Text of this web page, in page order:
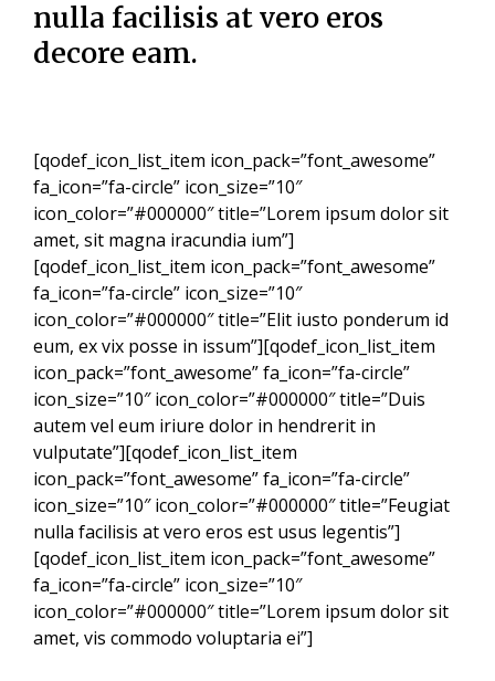
nulla facilisis at vero eros
decore eam.
[qodef_icon_list_item icon_pack=”font_awesome”
fa_icon=”fa-circle” icon_size=”10″
icon_color=”#000000″ title=”Lorem ipsum dolor sit
amet, sit magna iracundia ium”]
[qodef_icon_list_item icon_pack=”font_awesome”
fa_icon=”fa-circle” icon_size=”10″
icon_color=”#000000″ title=”Elit iusto ponderum id
eum, ex vix posse in issum”][qodef_icon_list_item
icon_pack=”font_awesome” fa_icon=”fa-circle”
icon_size=”10″ icon_color=”#000000″ title=”Duis
autem vel eum iriure dolor in hendrerit in
vulputate”][qodef_icon_list_item
icon_pack=”font_awesome” fa_icon=”fa-circle”
icon_size=”10″ icon_color=”#000000″ title=”Feugiat
nulla facilisis at vero eros est usus legentis”]
[qodef_icon_list_item icon_pack=”font_awesome”
fa_icon=”fa-circle” icon_size=”10″
icon_color=”#000000″ title=”Lorem ipsum dolor sit
amet, vis commodo voluptaria ei”]